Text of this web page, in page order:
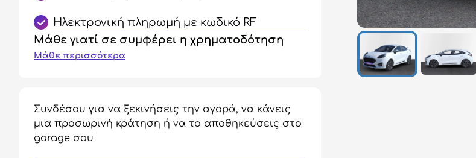
Ηλεκτρονική πληρωμή με κωδικό RF
Μάθε γιατί σε συμφέρει η χρηματοδότηση
Μάθε περισσότερα
Συνδέσου για να ξεκινήσεις την αγορά, να κάνεις
μια προσωρινή κράτηση ή να το αποθηκεύσεις στο
garage σου